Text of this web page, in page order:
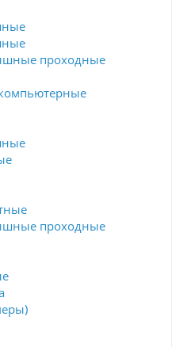
проходные
проходные